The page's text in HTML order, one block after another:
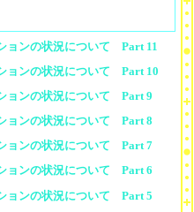
ョンの状況について Part 11
ョンの状況について Part 10
ョンの状況について Part 9
ョンの状況について Part 8
ョンの状況について Part 7
ョンの状況について Part 6
ョンの状況について Part 5